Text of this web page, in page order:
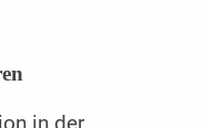
in der